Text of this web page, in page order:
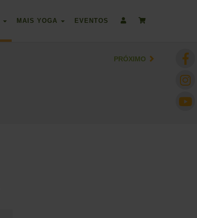
MAIS YOGA EVENTOS
PRÓXIMO